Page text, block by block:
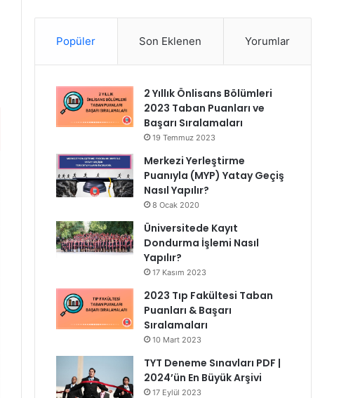
Popüler Son Eklenen Yorumlar
2 Yıllık Önlisans Bölümleri
2023 Taban Puanları ve
Başarı Sıralamaları
19 Temmuz 2023
Merkezi Yerleştirme
Puanıyla (MYP) Yatay Geçiş
Nasıl Yapılır?
8 Ocak 2020
Üniversitede Kayıt
Dondurma İşlemi Nasıl
Yapılır?
17 Kasım 2023
2023 Tıp Fakültesi Taban
Puanları & Başarı
Sıralamaları
10 Mart 2023
TYT Deneme Sınavları PDF |
2024’ün En Büyük Arşivi
17 Eylül 2023